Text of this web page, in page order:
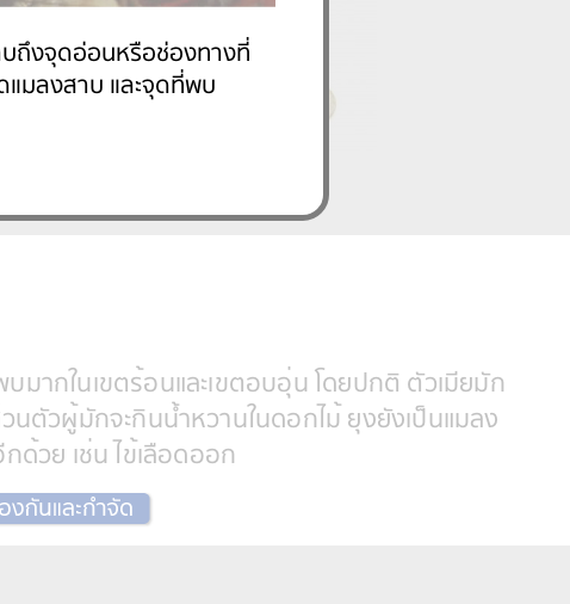
มากในเขตร้อนและเขตอบอุ่น โดยปกติ ตัวเมียมัก
นตัวผู้มักจะกินน้ำหวานในดอกไม้ ยุงยังเป็นแมลง
ด้วย เช่น ไข้เลือดออก